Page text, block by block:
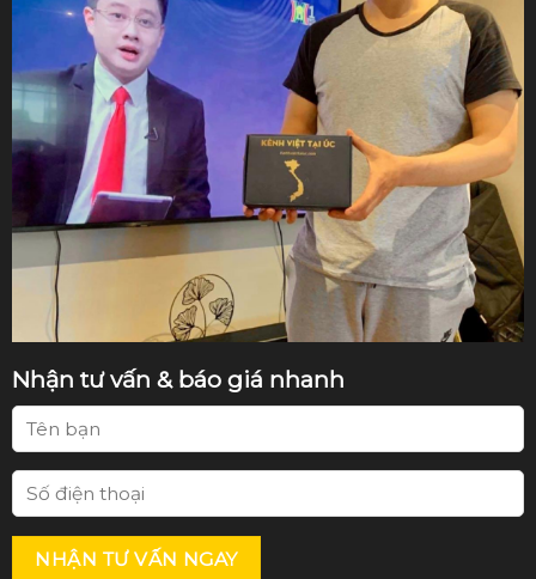
Nhận tư vấn & báo giá nhanh